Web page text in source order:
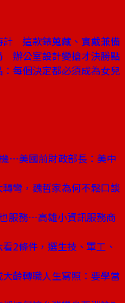
計 這款錶蒐藏、實戴兼備
辦公室設計變搶才決勝點
每個決定都必須成為女兒
⋯美國前財政部長：美中
彎，魏哲家為何不鬆口談
服務⋯高雄小資訊服務商
2條件，選生技、軍工、
齡轉職人生寫照：要學當